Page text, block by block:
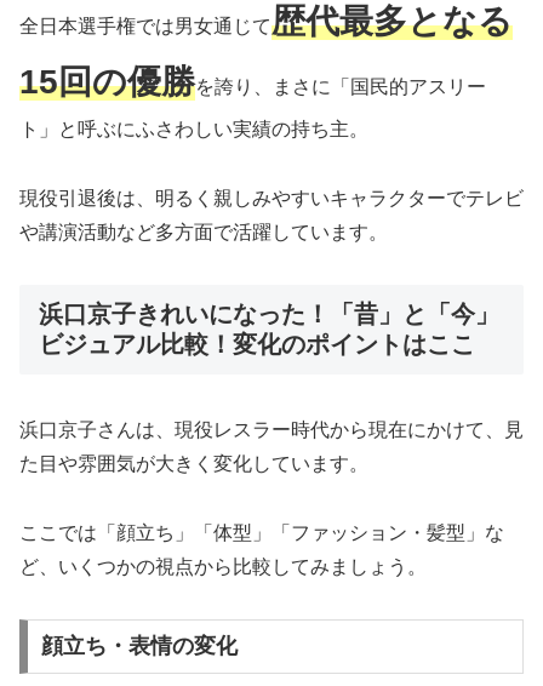
全日本選手権では男女通じて歴代最多となる
15回の優勝を誇り、まさに「国民的アスリー
ト」と呼ぶにふさわしい実績の持ち主。
現役引退後は、明るく親しみやすいキャラクターでテレビ
や講演活動など多方面で活躍しています。
浜口京子きれいになった！「昔」と「今」
ビジュアル比較！変化のポイントはここ
浜口京子さんは、現役レスラー時代から現在にかけて、見
た目や雰囲気が大きく変化しています。
ここでは「顔立ち」「体型」「ファッション・髪型」な
ど、いくつかの視点から比較してみましょう。
顔立ち・表情の変化